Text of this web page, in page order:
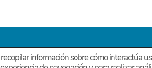
Web PERSONALIZADA – by Estudio DMG
información sobre cómo interactúa